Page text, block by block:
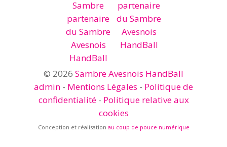
© 2026 Sambre Avesnois HandBall
admin - Mentions Légales - Politique de
confidentialité- Politique relative aux
cookies
Conception et réalisation au coup de pouce numérique